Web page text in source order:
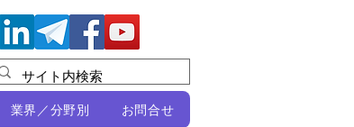
業界／分野別 お問合せ